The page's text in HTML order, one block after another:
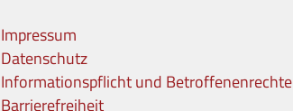
Impressum
Datenschutz
Informationspflicht und Betroffenenrechte
Barrierefreiheit